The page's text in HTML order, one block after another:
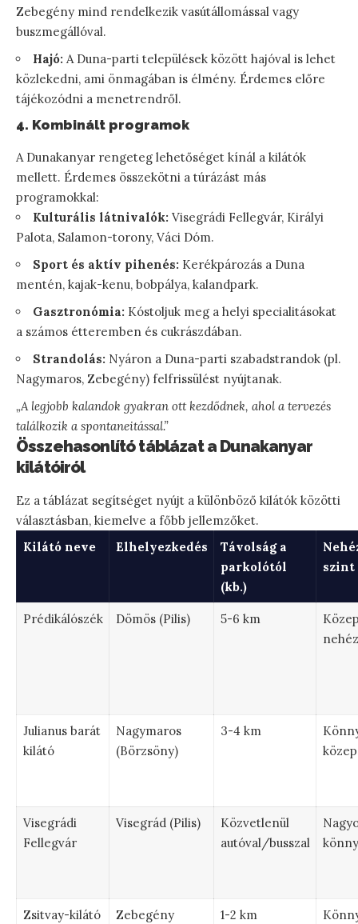
Zebegény mind rendelkezik vasútállomással vagy
buszmegállóval.
Hajó: A Duna-parti települések között hajóval is lehet
közlekedni, ami önmagában is élmény. Érdemes előre
tájékozódni a menetrendről.
4. Kombinált programok
A Dunakanyar rengeteg lehetőséget kínál a kilátók
mellett. Érdemes összekötni a túrázást más
programokkal:
Kulturális látnivalók: Visegrádi Fellegvár, Királyi
Palota, Salamon-torony, Váci Dóm.
Sport és aktív pihenés: Kerékpározás a Duna
mentén, kajak-kenu, bobpálya, kalandpark.
Gasztronómia: Kóstoljuk meg a helyi specialitásokat
a számos étteremben és cukrászdában.
Strandolás: Nyáron a Duna-parti szabadstrandok (pl.
Nagymaros, Zebegény) felfrissülést nyújtanak.
„A legjobb kalandok gyakran ott kezdődnek, ahol a tervezés
találkozik a spontaneitással.”
Összehasonlító táblázat a Dunakanyar
kilátóiról
Ez a táblázat segítséget nyújt a különböző kilátók közötti
választásban, kiemelve a főbb jellemzőket.
Kilátó neve
Elhelyezkedés
Távolság a
parkolótól
(kb.)
szint
Prédikálószék Dömös (Pilis) 5-6 km
nehéz
Julianus barát
kilátó
Nagymaros
(Börzsöny)
3-4 km
Visegrádi
Fellegvár
Visegrád (Pilis)
Közvetlenül
autóval/busszal
Zsitvay-kilátó
Zebegény
1-2 km